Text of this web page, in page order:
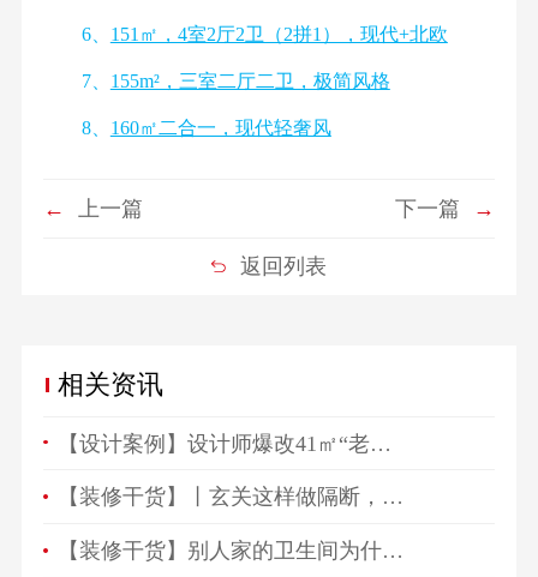
6、 151㎡，4室2厅2卫（2拼1），现代+北欧
7、 155m²，三室二厅二卫，极简风格
8、 160㎡二合一，现代轻奢风
← 上一篇 下一篇 →
返回列表
相关资讯
【设计案例】设计师爆改41㎡“老破小”，一房变三房，住祖孙三代五口人不拥挤！
【装修干货】丨玄关这样做隔断，一进门就被惊艳！
【装修干货】别人家的卫生间为什么总是这么好看？